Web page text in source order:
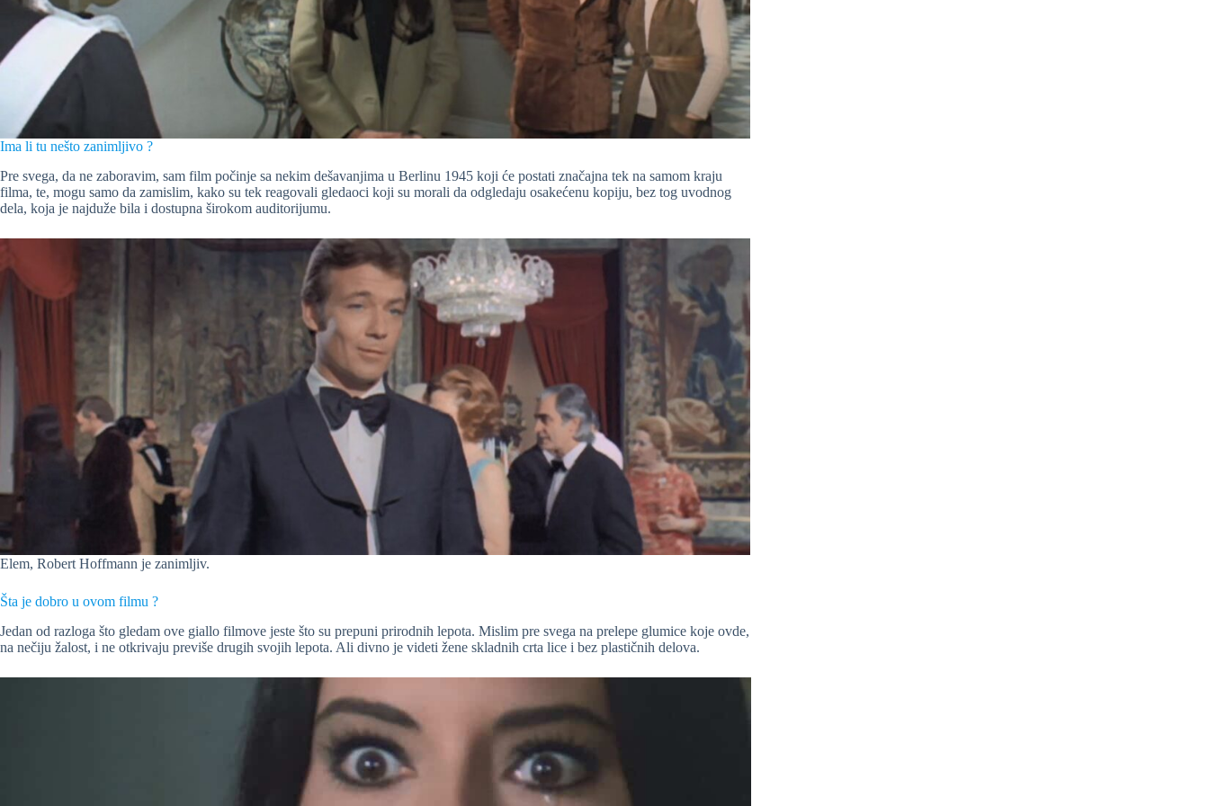
Ima li tu nešto zanimljivo ?
Pre svega, da ne zaboravim, sam film počinje sa nekim dešavanjima u Berlinu 1945 koji će postati značajna tek na samom kraju
filma, te, mogu samo da zamislim, kako su tek reagovali gledaoci koji su morali da odgledaju osakećenu kopiju, bez tog uvodnog
dela, koja je najduže bila i dostupna širokom auditorijumu.
Elem, Robert Hoffmann je zanimljiv.
Šta je dobro u ovom filmu ?
Jedan od razloga što gledam ove giallo filmove jeste što su prepuni prirodnih lepota. Mislim pre svega na prelepe glumice koje ovde,
na nečiju žalost, i ne otkrivaju previše drugih svojih lepota. Ali divno je videti žene skladnih crta lice i bez plastičnih delova.